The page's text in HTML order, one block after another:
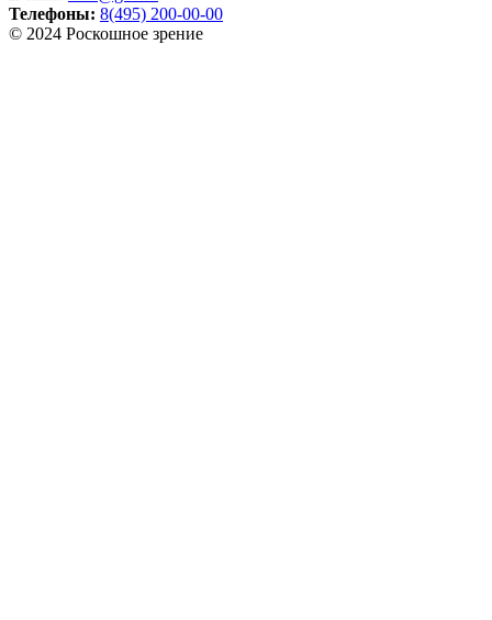
Телефоны: 8(495) 200-00-00
© 2024 Роскошное зрение